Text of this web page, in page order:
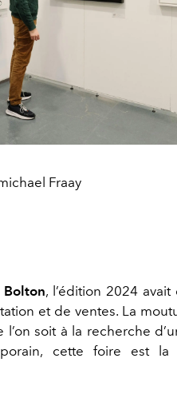
Fraay
Bolton, l’édition 2024
et de ventes. La
soit à la recherche
cette foire est la